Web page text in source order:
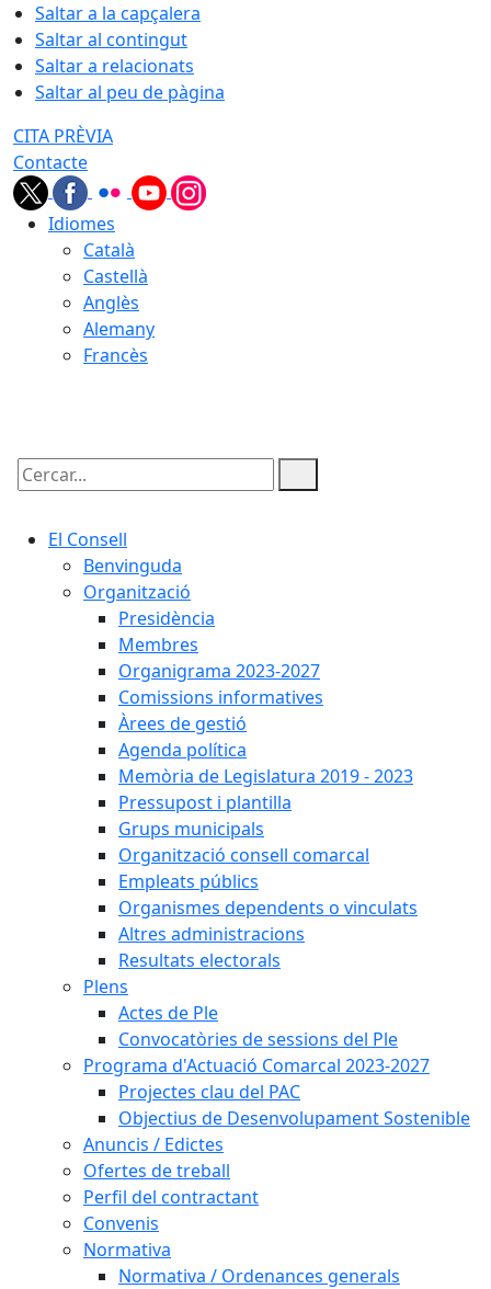
Saltar a la capçalera
Saltar al contingut
Saltar a relacionats
Saltar al peu de pàgina
CITA PRÈVIA
Contacte
Idiomes
Català
Castellà
Anglès
Alemany
Francès
Cercar:
El Consell
Benvinguda
Organització
Presidència
Membres
Organigrama 2023-2027
Comissions informatives
Àrees de gestió
Agenda política
Memòria de Legislatura 2019 - 2023
Pressupost i plantilla
Grups municipals
Organització consell comarcal
Empleats públics
Organismes dependents o vinculats
Altres administracions
Resultats electorals
Plens
Actes de Ple
Convocatòries de sessions del Ple
Programa d'Actuació Comarcal 2023-2027
Projectes clau del PAC
Objectius de Desenvolupament Sostenible
Anuncis / Edictes
Ofertes de treball
Perfil del contractant
Convenis
Normativa
Normativa / Ordenances generals